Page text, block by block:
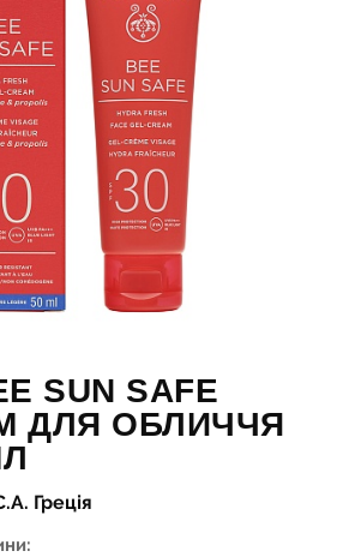
SUN SAFE
ДЛЯ ОБЛИЧЧЯ
Греція